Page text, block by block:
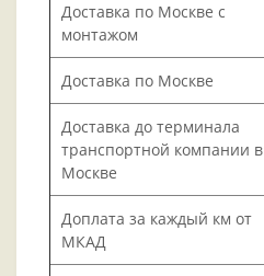
Доставка по Москве с
монтажом
Доставка по Москве
Доставка до терминала
транспортной компании в
Москве
Доплата за каждый км от
МКАД